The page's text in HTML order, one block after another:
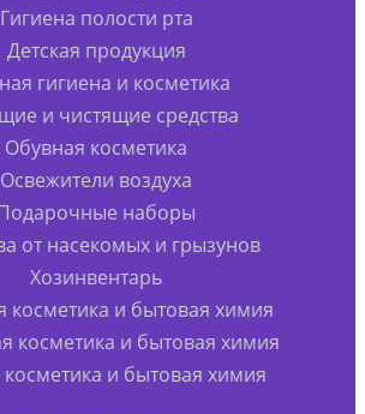
Гигиена полости рта
Детская продукция
гигиена и косметика
и чистящие средства
Обувная косметика
Освежители воздуха
наборы
от насекомых и грызунов
Хозинвентарь
косметика и бытовая химия
косметика и бытовая химия
косметика и бытовая химия